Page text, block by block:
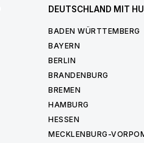
DEUTSCHLAND MIT
BADEN WÜRTTEMBERG
BAYERN
BERLIN
BRANDENBURG
BREMEN
HAMBURG
HESSEN
MECKLENBURG-